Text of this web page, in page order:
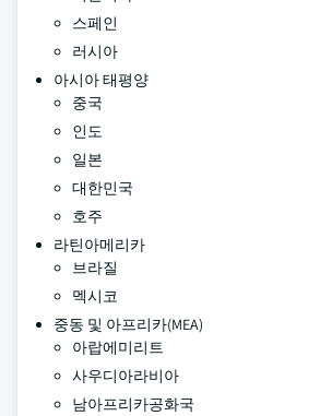
스페인
러시아
아시아 태평양
중국
인도
일본
대한민국
호주
라틴아메리카
브라질
멕시코
중동 및 아프리카(MEA)
아랍에미리트
사우디아라비아
남아프리카공화국